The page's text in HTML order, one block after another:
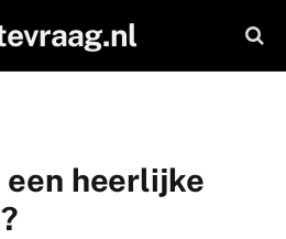
een heerlijke